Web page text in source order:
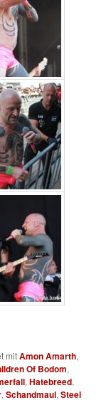
mitAmon Amarth,
Of Bodom,
,Hatebreed,
,Schandmaul,Steel